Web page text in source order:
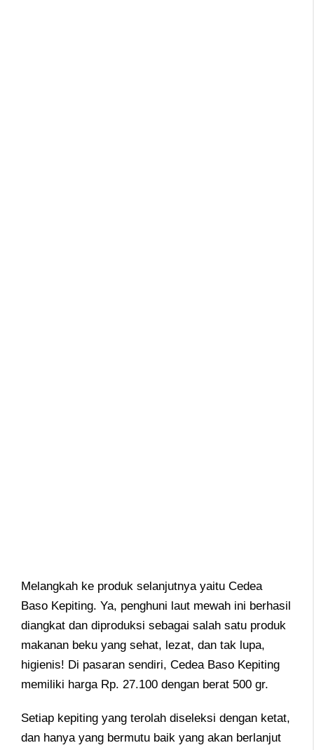
Melangkah ke produk selanjutnya yaitu Cedea
Baso Kepiting. Ya, penghuni laut mewah ini berhasil
diangkat dan diproduksi sebagai salah satu produk
makanan beku yang sehat, lezat, dan tak lupa,
higienis! Di pasaran sendiri, Cedea Baso Kepiting
memiliki harga Rp. 27.100 dengan berat 500 gr.
Setiap kepiting yang terolah diseleksi dengan ketat,
dan hanya yang bermutu baik yang akan berlanjut